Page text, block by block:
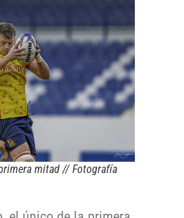
mitad // Fotografía